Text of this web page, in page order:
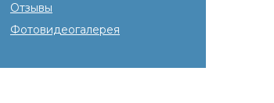
Отзывы
Фотовидеогалерея